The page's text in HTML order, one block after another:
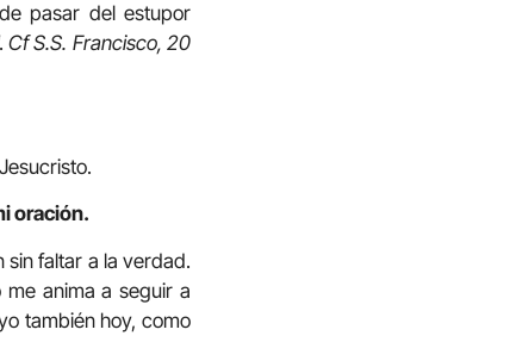
pasar del estupor
Cf S.S. Francisco, 20
oración.
sin faltar a la verdad.
anima a seguir a
también hoy, como